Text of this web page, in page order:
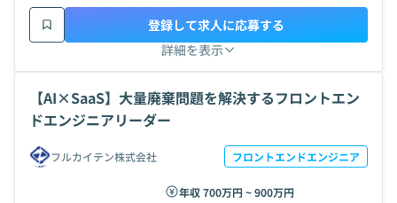
詳細を表示
登録して求人に応募する
【AI×SaaS】大量廃棄問題を解決するフロントエン
ドエンジニアリーダー
フルカイテン株式会社 フロントエンドエンジニア
年収 700万円 ~ 900万円